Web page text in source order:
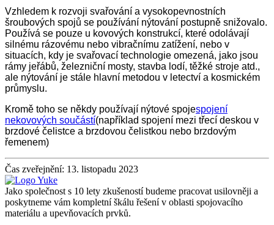
Vzhledem k rozvoji svařování a vysokopevnostních
šroubových spojů se používání nýtování postupně snižovalo.
Používá se pouze u kovových konstrukcí, které odolávají
silnému rázovému nebo vibračnímu zatížení, nebo v
situacích, kdy je svařovací technologie omezená, jako jsou
rámy jeřábů, železniční mosty, stavba lodí, těžké stroje atd.,
ale nýtování je stále hlavní metodou v letectví a kosmickém
průmyslu.
Kromě toho se někdy používají nýtové spojespojení
nekovových součástí(například spojení mezi třecí deskou v
brzdové čelistce a brzdovou čelistkou nebo brzdovým
řemenem)
Čas zveřejnění: 13. listopadu 2023
Jako společnost s 10 lety zkušeností budeme pracovat usilovněji a
poskytneme vám kompletní škálu řešení v oblasti spojovacího
materiálu a upevňovacích prvků.